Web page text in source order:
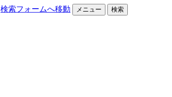
検索フォームへ移動 メニュー 検索